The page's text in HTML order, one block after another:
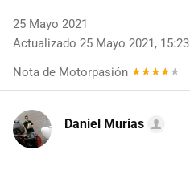
25 Mayo 2021
Actualizado 25 Mayo 2021, 15:23
Nota de Motorpasión
Daniel Murias